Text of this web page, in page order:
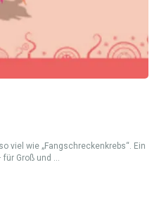
viel wie „Fangschreckenkrebs“. Ein
Groß und ...